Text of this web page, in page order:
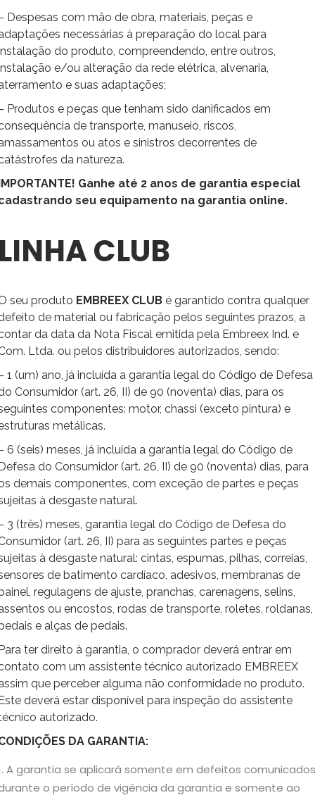
Despesas com mão de obra, materiais, peças e
necessárias à preparação do local para
do produto, compreendendo, entre outros,
e/ou alteração da rede elétrica, alvenaria,
e suas adaptações;
Produtos e peças que tenham sido danificados em
de transporte, manuseio, riscos,
ou atos e sinistros decorrentes de
da natureza.
Ganhe até 2 anos de garantia especial
seu equipamento na garantia online.
CLUB
seu produto EMBREEX CLUBé garantido contra qualquer
de material ou fabricação pelos seguintes prazos, a
da data da Nota Fiscal emitida pela Embreex Ind. e
Ltda. ou pelos distribuidores autorizados, sendo:
1 (um) ano, já incluída a garantia legal do Código de Defesa
Consumidor (art. 26, II) de 90 (noventa) dias, para os
componentes: motor, chassi (exceto pintura) e
metálicas.
6 (seis) meses, já incluída a garantia legal do Código de
do Consumidor (art. 26, II) de 90 (noventa) dias, para
demais componentes, com exceção de partes e peças
à desgaste natural.
3 (três) meses, garantia legal do Código de Defesa do
(art. 26, II) para as seguintes partes e peças
à desgaste natural: cintas, espumas, pilhas, correias,
de batimento cardíaco, adesivos, membranas de
regulagens de ajuste, pranchas, carenagens, selins,
ou encostos, rodas de transporte, roletes, roldanas,
e alças de pedais.
ter direito à garantia, o comprador deverá entrar em
com um assistente técnico autorizado EMBREEX
que perceber alguma não conformidade no produto.
deverá estar disponível para inspeção do assistente
autorizado.
DA GARANTIA:
A garantia se aplicará somente em defeitos comunicados
o período de vigência da garantia e somente ao